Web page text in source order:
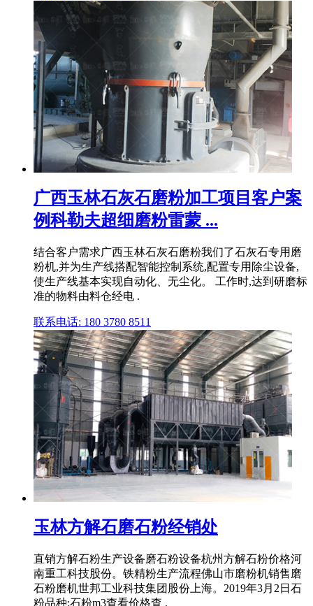
广西玉林石灰石磨粉加工项目客户案
例科勒夫超细磨粉雷蒙 ...
结合客户需求广西玉林石灰石磨粉我们了石灰石专用磨
粉机,并为生产线搭配智能控制系统,配置专用除尘设备,
使生产线基本实现自动化、无尘化。 工作时,达到研磨标
准的物料由料仓经电 .
联系电话: 180 3780 8511
玉林方解石磨石粉经销处
直销方解石粉生产设备磨石粉设备杭州方解石粉价格河
南重工科技股份。铁精粉生产流程佛山市磨粉机销售磨
石粉磨机世邦工业科技集团股份上海。2019年3月2日石
粉品种:石粉m3查看价格查 .